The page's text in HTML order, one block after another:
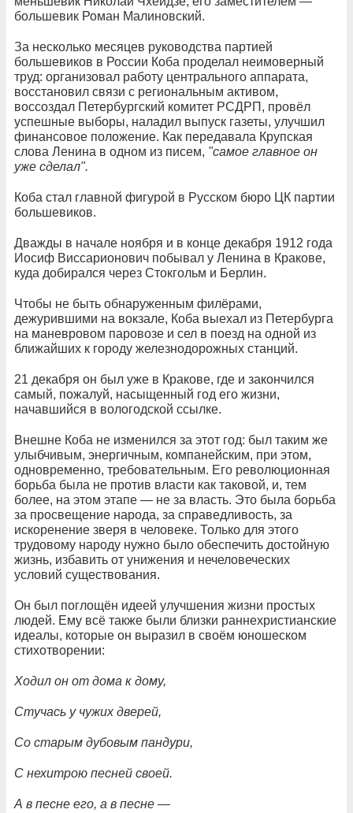
большевик Роман Малиновский.
За несколько месяцев руководства партией
большевиков в России Коба проделал неимоверный
труд: организовал работу центрального аппарата,
восстановил связи с региональным активом,
воссоздал Петербургский комитет РСДРП, провёл
успешные выборы, наладил выпуск газеты, улучшил
финансовое положение. Как передавала Крупская
слова Ленина в одном из писем, "самое главное он
уже сделал".
Коба стал главной фигурой в Русском бюро ЦК партии
большевиков.
Дважды в начале ноября и в конце декабря 1912 года
Иосиф Виссарионович побывал у Ленина в Кракове,
куда добирался через Стокгольм и Берлин.
Чтобы не быть обнаруженным филёрами,
дежурившими на вокзале, Коба выехал из Петербурга
на маневровом паровозе и сел в поезд на одной из
ближайших к городу железнодорожных станций.
21 декабря он был уже в Кракове, где и закончился
самый, пожалуй, насыщенный год его жизни,
начавшийся в вологодской ссылке.
Внешне Коба не изменился за этот год: был таким же
улыбчивым, энергичным, компанейским, при этом,
одновременно, требовательным. Его революционная
борьба была не против власти как таковой, и, тем
более, на этом этапе — не за власть. Это была борьба
за просвещение народа, за справедливость, за
искоренение зверя в человеке. Только для этого
трудовому народу нужно было обеспечить достойную
жизнь, избавить от унижения и нечеловеческих
условий существования.
Он был поглощён идеей улучшения жизни простых
людей. Ему всё также были близки раннехристианские
идеалы, которые он выразил в своём юношеском
стихотворении:
Ходил он от дома к дому,
Стучась у чужих дверей,
Со старым дубовым пандури,
С нехитрою песней своей.
А в песне его, а в песне —